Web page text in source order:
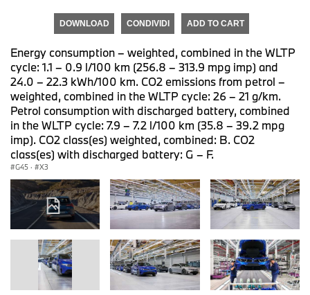
DOWNLOAD CONDIVIDI ADD TO CART
Energy consumption – weighted, combined in the WLTP
cycle: 1.1 – 0.9 l/100 km (256.8 – 313.9 mpg imp) and
24.0 – 22.3 kWh/100 km. CO2 emissions from petrol –
weighted, combined in the WLTP cycle: 26 – 21 g/km.
Petrol consumption with discharged battery, combined
in the WLTP cycle: 7.9 – 7.2 l/100 km (35.8 – 39.2 mpg
imp). CO2 class(es) weighted, combined: B. CO2
class(es) with discharged battery: G – F.
G45 · X3